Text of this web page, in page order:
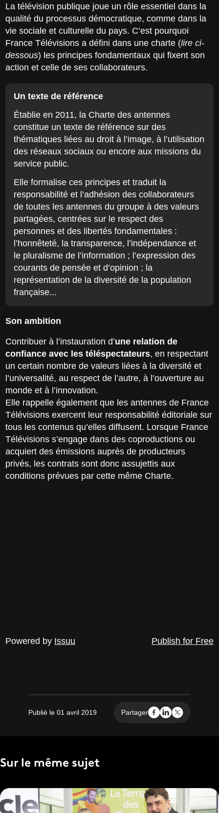
La télévision publique joue un rôle essentiel dans la
qualité du processus démocratique, comme dans la
vie sociale et culturelle du pays. C’est pourquoi
France Télévisions a défini dans une charte (lire ci-
dessous) les principes fondamentaux qui fixent son
action et celle de ses collaborateurs.
Un texte de référence
Établie en 2011, la Charte des antennes
constitue un texte de référence sur des
thématiques liées au droit à l’image, à l’utilisation
des réseaux sociaux ou encore aux missions du
service public.
Elle formalise ces principes et traduit la
responsabilité et l’adhésion des collaborateurs
de toutes les antennes du groupe à des valeurs
partagées, centrées sur le respect des
personnes et des libertés fondamentales :
l’honnêteté, la transparence, l’indépendance et
le pluralisme de l’information ; l’expression des
courants de pensée et d’opinion ; la
représentation de la diversité de la population
française...
Son ambition
Contribuer à l’instauration d’une relation de
confiance avec les téléspectateurs, en respectant
un certain nombre de valeurs liées à la diversité et
l’universalité, au respect de l’autre, à l’ouverture au
monde et à l’innovation.
Elle rappelle également que les antennes de France
Télévisions exercent leur responsabilité éditoriale sur
tous les contenus qu’elles diffusent. Lorsque France
Télévisions s’engage dans des coproductions ou
acquiert des émissions auprès de producteurs
privés, les contrats sont donc assujettis aux
conditions prévues par cette même Charte.
Powered by Issuu Publish for Free
Publié le 01 avril 2019 Partager
Sur le même sujet